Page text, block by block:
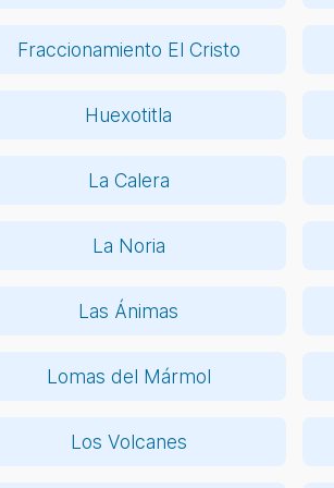
Fraccionamiento El Cristo
Huexotitla
La Calera
La Noria
Las Ánimas
Lomas del Mármol
Los Volcanes